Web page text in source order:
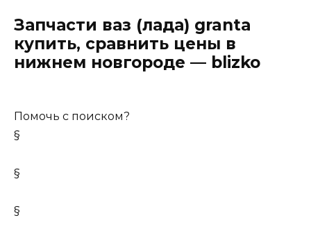
Запчасти ваз (лада) granta
купить, сравнить цены в
нижнем новгороде — blizko
Помочь с поиском?
§
§
§